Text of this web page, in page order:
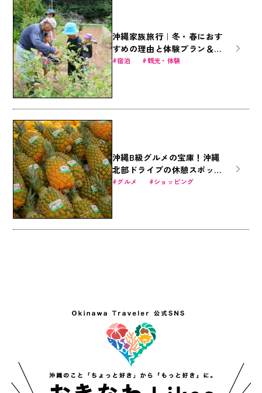
沖縄家族旅行｜冬・春におす
すめの理由と体験プラン＆お
得なファミリー商品
宿泊 観光・体験
沖縄B級グルメの宝庫！沖縄
北部ドライブの休憩スポット
「道の駅許田」の魅力に迫る
グルメ ショッピング